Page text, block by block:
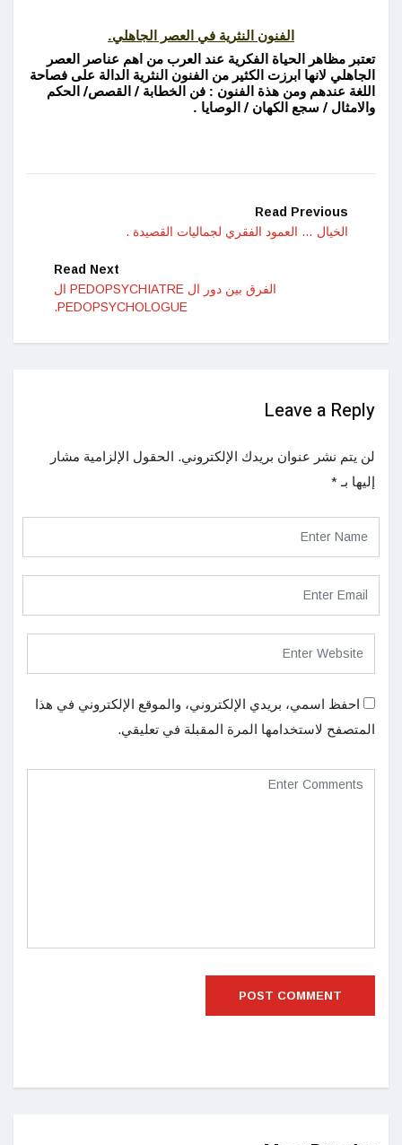
الفنون النثرية في العصر الجاهلي.
تعتبر مظاهر الحياة الفكرية عند العرب من اهم عناصر العصر
الجاهلي لانها ابرزت الكثير من الفنون النثرية الدالة على فصاحة
اللغة عندهم ومن هذة الفنون : فن الخطابة / القصص/ الحكم
والامثال / سجع الكهان / الوصايا .
Read Previous
الخيال … العمود الفقري لجماليات القصيدة .
Read Next
الفرق بين دور ال PEDOPSYCHIATRE ال
PEDOPSYCHOLOGUE.
Leave a Reply
لن يتم نشر عنوان بريدك الإلكتروني. الحقول الإلزامية مشار
إليها بـ *
احفظ اسمي، بريدي الإلكتروني، والموقع الإلكتروني في هذا
المتصفح لاستخدامها المرة المقبلة في تعليقي.